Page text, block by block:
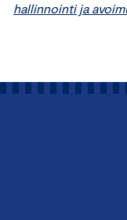
hallinnointi ja